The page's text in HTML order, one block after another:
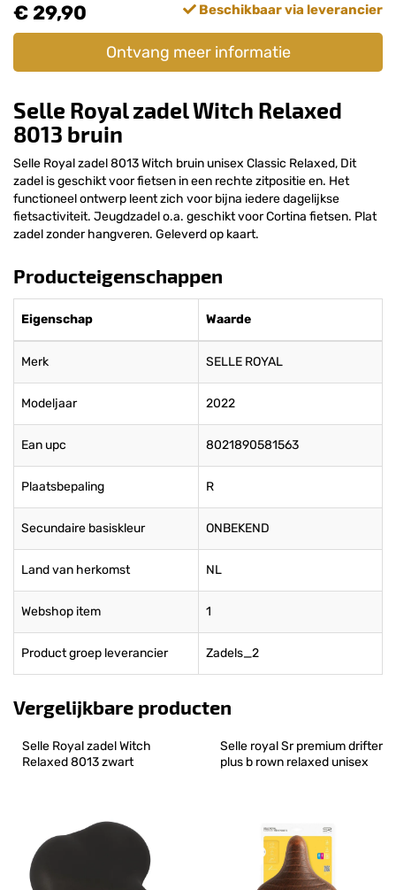
€ 29,90 Beschikbaar via leverancier
Ontvang meer informatie
Selle Royal zadel Witch Relaxed
8013 bruin
Selle Royal zadel 8013 Witch bruin unisex Classic Relaxed, Dit
zadel is geschikt voor fietsen in een rechte zitpositie en. Het
functioneel ontwerp leent zich voor bijna iedere dagelijkse
fietsactiviteit. Jeugdzadel o.a. geschikt voor Cortina fietsen. Plat
zadel zonder hangveren. Geleverd op kaart.
Producteigenschappen
Eigenschap Waarde
Merk SELLE ROYAL
Modeljaar 2022
Ean upc 8021890581563
Plaatsbepaling R
Secundaire basiskleur ONBEKEND
Land van herkomst NL
Webshop item 1
Product groep leverancier Zadels_2
Vergelijkbare producten
Selle Royal zadel Witch
Relaxed 8013 zwart
Selle royal Sr premium drifter
plus b rown relaxed unisex